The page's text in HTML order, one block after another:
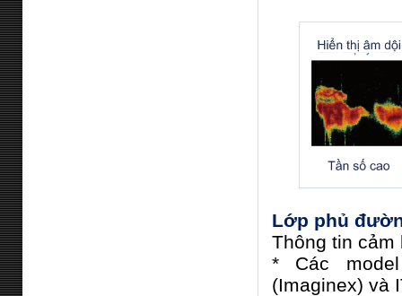
Lớp phủ
Thông tin
* Các
(Imaginex) và